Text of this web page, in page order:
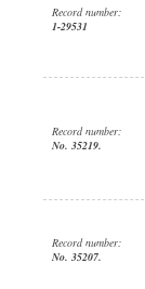
Record number:
1-29531
Record number:
No. 35219.
Record number:
No. 35207.